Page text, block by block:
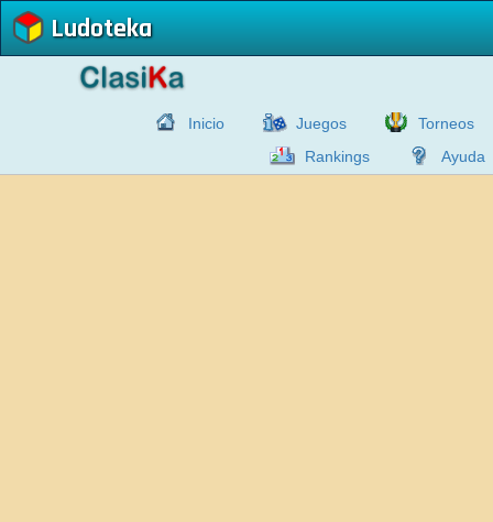
Ludoteka
Inicio Juegos
Torneos
Rankings
Ayuda